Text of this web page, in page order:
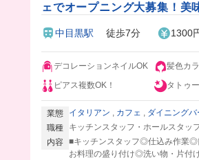
ェでオープニング大募集！美
中目黒駅 徒歩7分 1300
デコレーションネイルOK
髪色カ
ピアス複数OK！
タトゥ
業態 イタリアン , カフェ , ダイニングバ
職種
キッチンスタッフ・ホールスタッ
内容 ■キッチンスタッフ◎仕込み作業
お料理の盛り付け◎洗い物・片付